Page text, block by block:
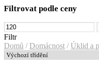
Filtrovat podle ceny
Minimální
cena
Filtr
Domů / Domácnost / Úklid a